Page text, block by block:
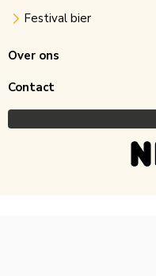
Festival bier
Over ons
Contact